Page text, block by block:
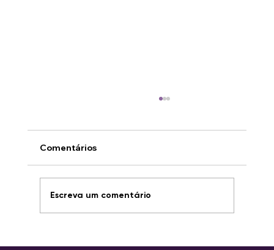
Comentários
Escreva um comentário